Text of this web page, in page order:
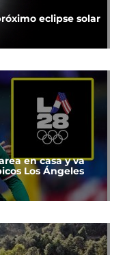
eclipse solar
en casa y va
Los Ángeles